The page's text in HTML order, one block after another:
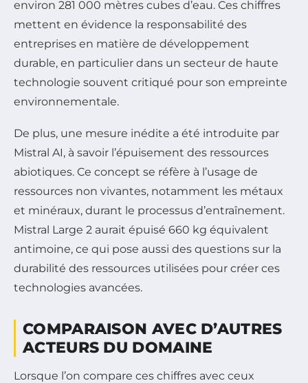
environ 281 000 mètres cubes d’eau. Ces chiffres
mettent en évidence la responsabilité des
entreprises en matière de développement
durable, en particulier dans un secteur de haute
technologie souvent critiqué pour son empreinte
environnementale.
De plus, une mesure inédite a été introduite par
Mistral AI, à savoir l’épuisement des ressources
abiotiques. Ce concept se réfère à l’usage de
ressources non vivantes, notamment les métaux
et minéraux, durant le processus d’entraînement.
Mistral Large 2 aurait épuisé 660 kg équivalent
antimoine, ce qui pose aussi des questions sur la
durabilité des ressources utilisées pour créer ces
technologies avancées.
COMPARAISON AVEC D’AUTRES
ACTEURS DU DOMAINE
Lorsque l’on compare ces chiffres avec ceux